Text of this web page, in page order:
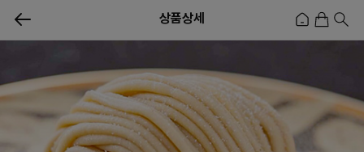
상품상세